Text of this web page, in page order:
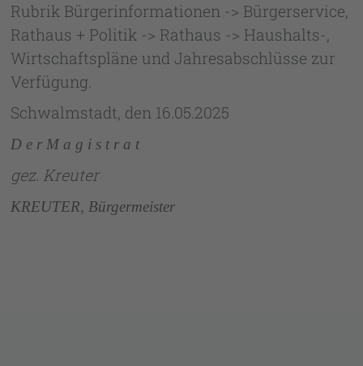
Rubrik Bürgerinformationen -> Bür­gerservice,
Rathaus + Politik -> Rathaus -> Haushalts-,
Wirtschaftspläne und Jahres­abschlüsse zur
Verfügung.
Schwalmstadt, den 16.05.2025
D e r M a g i s t r a t
gez. Kreuter
KREUTER, Bürgermeister